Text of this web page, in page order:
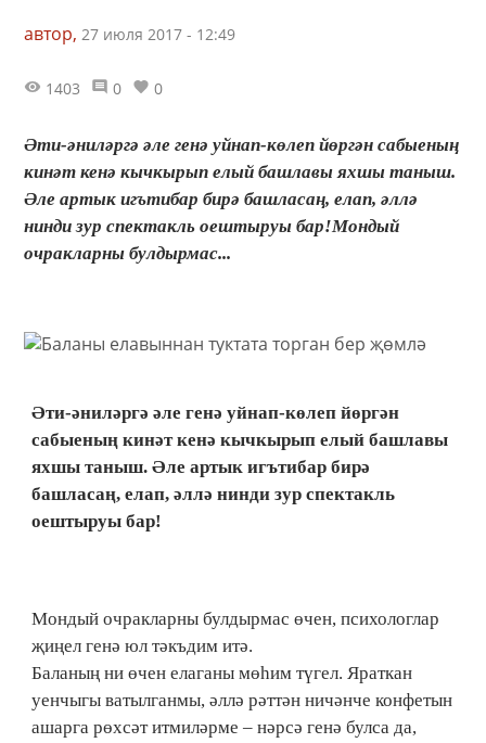
автор, 27 июля 2017 - 12:49
1403 0 0
Әти-әниләргә әле генә уйнап-көлеп йөргән сабыеның
кинәт кенә кычкырып елый башлавы яхшы таныш.
Әле артык игътибар бирә башласаң, елап, әллә
нинди зур спектакль оештыруы бар!Мондый
очракларны булдырмас...
Әти-әниләргә әле генә уйнап-көлеп йөргән
сабыеның кинәт кенә кычкырып елый башлавы
яхшы таныш. Әле артык игътибар бирә
башласаң, елап, әллә нинди зур спектакль
оештыруы бар!
Мондый очракларны булдырмас өчен, психологлар
җиңел генә юл тәкъдим итә.
Баланың ни өчен елаганы мөһим түгел. Яраткан
уенчыгы ватылганмы, әллә рәттән ничәнче конфетын
ашарга рөхсәт итмиләрме – нәрсә генә булса да,